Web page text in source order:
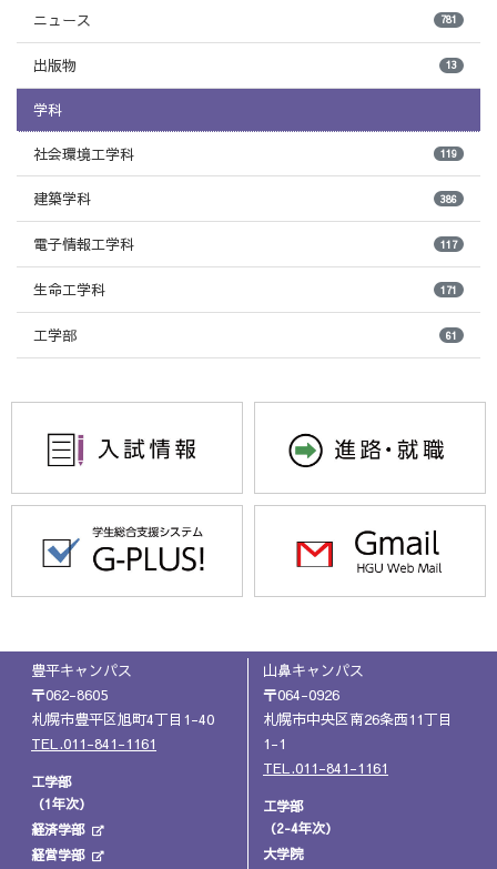
ニュース 781
出版物 13
学科
社会環境工学科 119
建築学科 386
電子情報工学科 117
生命工学科 171
工学部 61
豊平キャンパス
〒062-8605
札幌市豊平区旭町4丁目1-40
TEL.011-841-1161
工学部
（1年次）
経済学部
経営学部
山鼻キャンパス
〒064-0926
札幌市中央区南26条西11丁目
1-1
TEL.011-841-1161
工学部
（2-4年次）
大学院